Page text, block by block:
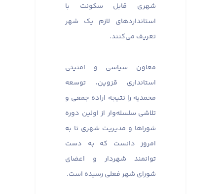
شهری قابل سکونت با
استانداردهای لازم یک شهر
تعریف می‌کنند.
معاون سیاسی و امنیتی
استانداری قزوین، توسعه
محمدیه را نتیجه اراده جمعی و
تلاشی سلسله‌وار از اولین دوره
شوراها و مدیریت شهری تا به
امروز دانست که به دست
توانمند شهردار و اعضای
شورای شهر فعلی رسیده است.